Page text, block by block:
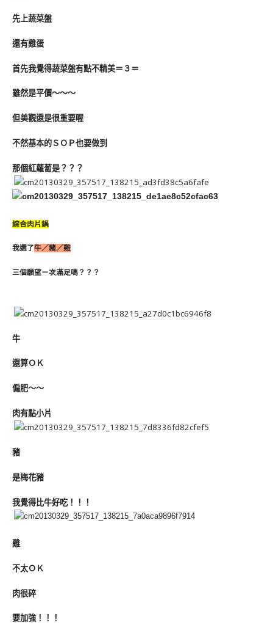
先上蔬菜盤
還有雞蛋
首先我覺得蔬菜盤有點不精美＝３＝
雖然是平價～～～
但美觀還是很重要喔
不然基本的ＳＯＰ也要做到
那個紅蘿蔔是？？？
綜合肉片鍋
我選了牛／豬／雞
三個願望ㄧ次滿足嗎？？？
牛
還算ＯＫ
偏肥～～
肉有點小片
豬
是梅花豬
我覺得比牛好吃！！！
雞
不太ＯＫ
肉很碎
要加強！！！